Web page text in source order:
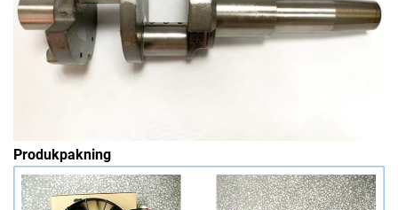
Produkpakning